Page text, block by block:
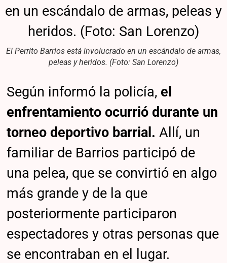
El Perrito Barrios está involucrado en un escándalo de armas,
peleas y heridos. (Foto: San Lorenzo)
Según informó la policía, el
enfrentamiento ocurrió durante un
torneo deportivo barrial. Allí, un
familiar de Barrios participó de
una pelea, que se convirtió en algo
más grande y de la que
posteriormente participaron
espectadores y otras personas que
se encontraban en el lugar.